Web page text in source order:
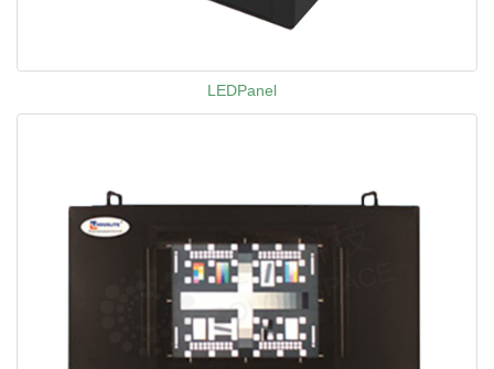
LEDPanel